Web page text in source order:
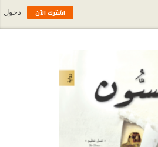
اشترك الآن دخول